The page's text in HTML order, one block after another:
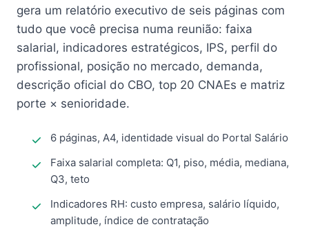
gera um relatório executivo de seis páginas com
tudo que você precisa numa reunião: faixa
salarial, indicadores estratégicos, IPS, perfil do
profissional, posição no mercado, demanda,
descrição oficial do CBO, top 20 CNAEs e matriz
porte × senioridade.
6 páginas, A4, identidade visual do Portal Salário
Faixa salarial completa: Q1, piso, média, mediana,
Q3, teto
Indicadores RH: custo empresa, salário líquido,
amplitude, índice de contratação